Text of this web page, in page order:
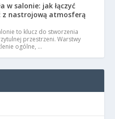
w salonie: jak łączyć
z nastrojową atmosferą
to klucz do stworzenia
przestrzeni. Warstwy
ogólne, …